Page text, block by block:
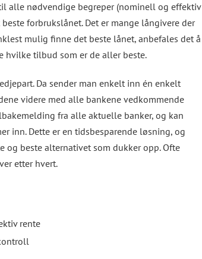
alle nødvendige begreper (nominell og effektiv
forbrukslånet. Det er mange långivere der
mulig finne det beste lånet, anbefales det å
hvilke tilbud som er de aller beste.
Da sender man enkelt inn én enkelt
videre med alle bankene vedkommende
fra alle aktuelle banker, og kan
inn. Dette er en tidsbesparende løsning, og
og beste alternativet som dukker opp. Ofte
etter hvert.
rente